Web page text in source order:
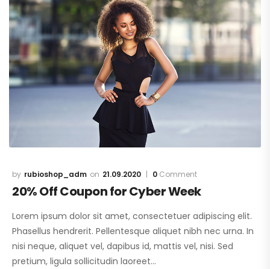
rubioshop_adm 21.09.2020 0 Comment
20% Off Coupon for Cyber Week
Lorem ipsum dolor sit amet, consectetuer adipiscing elit.
Phasellus hendrerit. Pellentesque aliquet nibh nec urna. In
nisi neque, aliquet vel, dapibus id, mattis vel, nisi. Sed
pretium, ligula sollicitudin laoreet…